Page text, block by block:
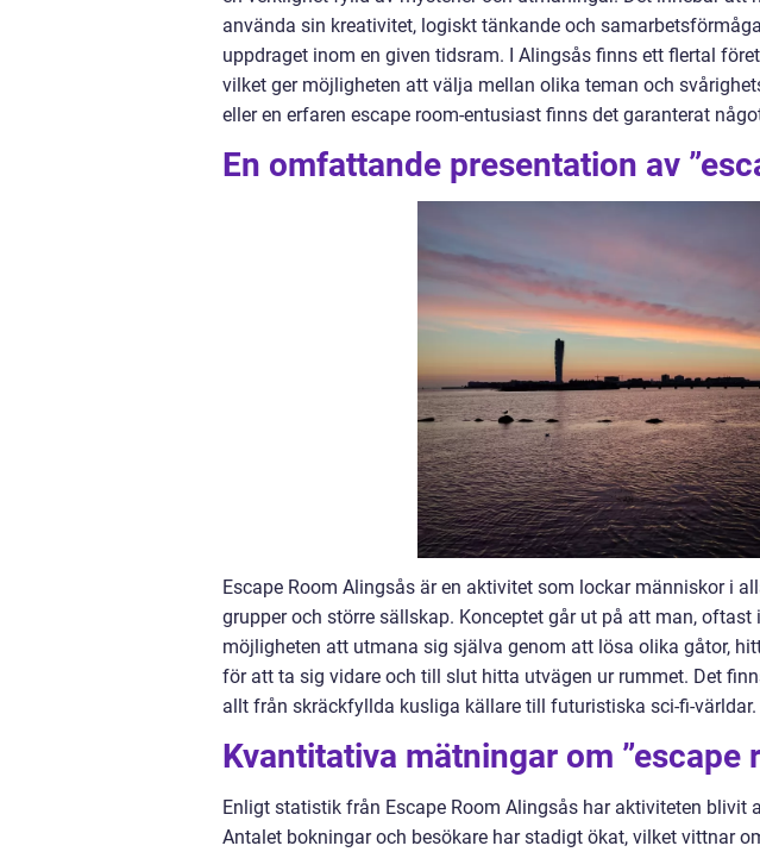
använda sin kreativitet, logiskt tänkande och
uppdraget inom en given tidsram. I Alingsås finns ett flertal
vilket ger möjligheten att välja mellan olika teman och
eller en erfaren escape room-entusiast finns det garanterat
En omfattande presentation av
Escape Room Alingsås är en aktivitet som lockar människor i
grupper och större sällskap. Konceptet går ut på att man, oftast
möjligheten att utmana sig själva genom att lösa olika gåtor,
för att ta sig vidare och till slut hitta utvägen ur rummet. Det
allt från skräckfyllda kusliga källare till futuristiska sci-fi-världar.
Kvantitativa mätningar om ”escape
Enligt statistik från Escape Room Alingsås har aktiviteten blivit
Antalet bokningar och besökare har stadigt ökat, vilket vittnar